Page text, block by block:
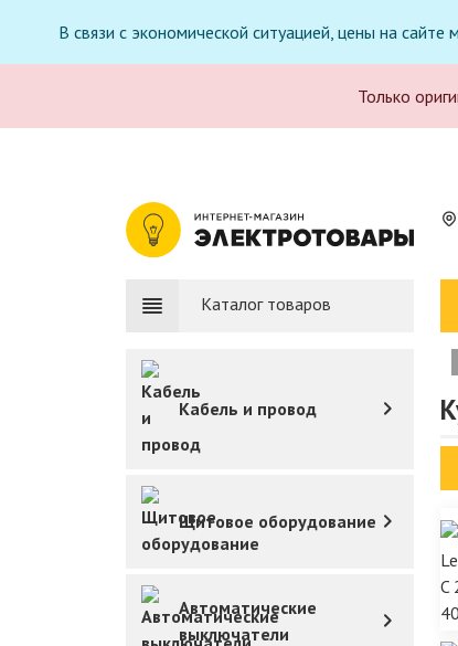
В связи с экономической ситуацией, цены на
Только
Каталог товаров
Кабель и провод
Щитовое оборудование
Автоматические
выключатели